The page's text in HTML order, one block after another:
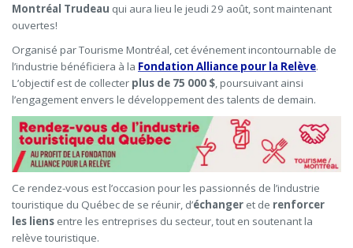
Montréal Trudeau qui aura lieu le jeudi 29 août, sont maintenant
ouvertes!
Organisé par Tourisme Montréal, cet événement incontournable de
l’industrie bénéficiera à la Fondation Alliance pour la Relève.
L’objectif est de collecter plus de 75 000 $, poursuivant ainsi
l’engagement envers le développement des talents de demain.
Ce rendez-vous est l’occasion pour les passionnés de l’industrie
touristique du Québec de se réunir, d’échanger et de renforcer
les liens entre les entreprises du secteur, tout en soutenant la
relève touristique.